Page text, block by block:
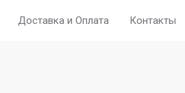
Доставка и Оплата Контакты